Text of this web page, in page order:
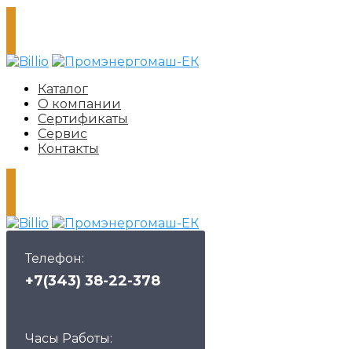
Каталог
О компании
Сертификаты
Сервис
Контакты
Телефон:
+7(343) 38-22-378
Часы Работы: